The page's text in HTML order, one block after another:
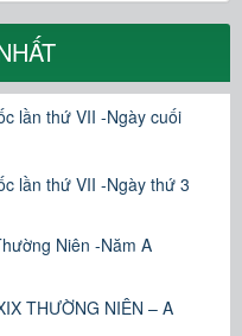
lần thứ VII -Ngày cuối
lần thứ VII -Ngày thứ 3
Niên -Năm A
THƯỜNG NIÊN – A